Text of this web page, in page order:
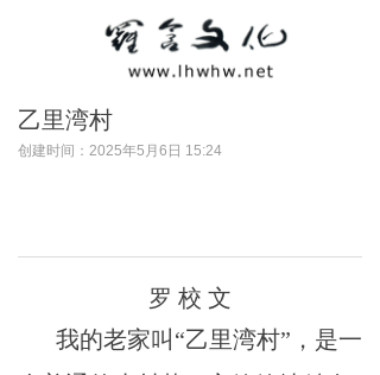
乙里湾村
创建时间： 2025年5月6日 15:24
罗 校 文
我的老家叫 “乙里湾村”， 是一